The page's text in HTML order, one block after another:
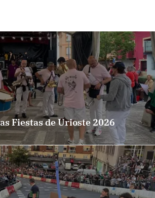
Fiestas de Urioste 2026